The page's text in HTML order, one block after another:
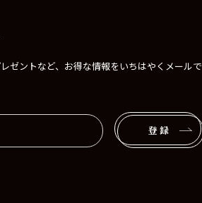
ゼントなど、お得な情報をいちはやくメールで
登録